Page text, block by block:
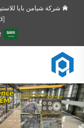
شركة شيامن بايا